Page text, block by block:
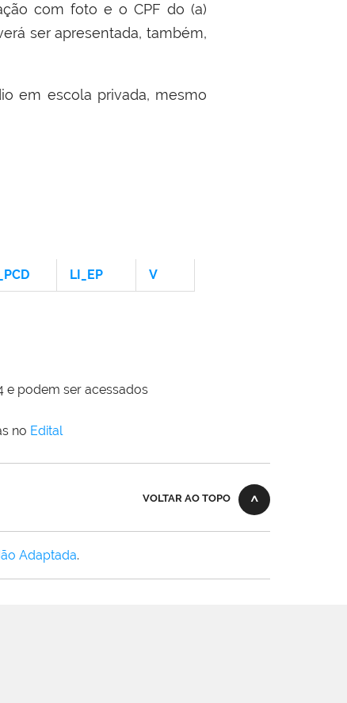
com foto e o CPF do (a)
ser apresentada, também,
em escola privada, mesmo
LI_EP V
e podem ser acessados
no Edital
VOLTAR AO TOPO
Adaptada.